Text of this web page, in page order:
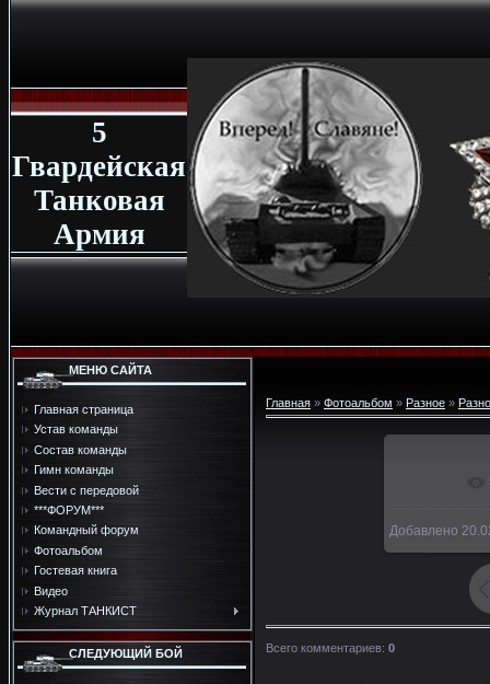
5
Гвардейская
Танковая
Армия
МЕНЮ САЙТА
Главная страница
Устав команды
Состав команды
Гимн команды
Вести с передовой
***ФОРУМ***
Командный форум
Фотоальбом
Гостевая книга
Видео
Журнал ТАНКИСТ
СЛЕДУЮЩИЙ БОЙ
Главная » Фотоальбом » Разное »
В
Добавлено
Всего комментариев: 0